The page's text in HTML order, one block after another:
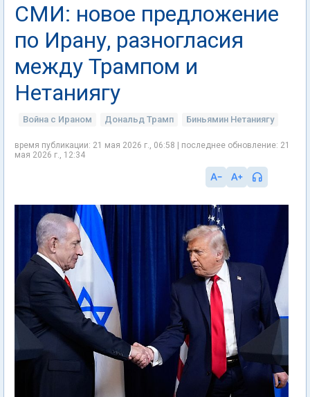
СМИ: новое предложение
по Ирану, разногласия
между Трампом и
Нетаниягу
Война с Ираном Дональд Трамп Биньямин Нетаниягу
время публикации: 21 мая 2026 г., 06:58 | последнее обновление: 21
мая 2026 г., 12:34